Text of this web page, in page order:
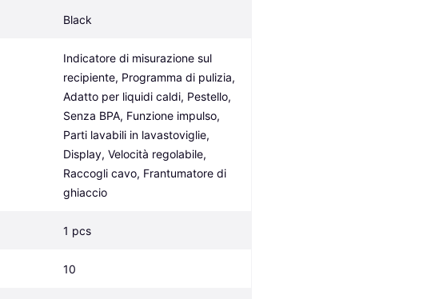
Black
Indicatore di misurazione sul
recipiente, Programma di pulizia,
Adatto per liquidi caldi, Pestello,
Senza BPA, Funzione impulso,
Parti lavabili in lavastoviglie,
Display, Velocità regolabile,
Raccogli cavo, Frantumatore di
ghiaccio
1 pcs
10